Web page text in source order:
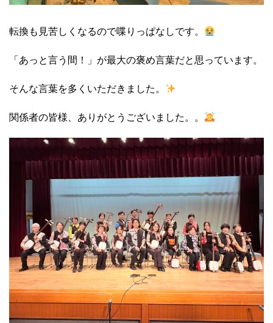
転換も見苦しくなるので喋りっぱなしです。
「あっと言う間！」が最大の褒め言葉だと思っています。
そんな言葉を多くいただきました。
関係者の皆様、ありがとうございました。。